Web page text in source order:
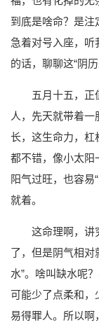
到底是啥命？是注
急着对号入座，听
的话，聊聊这“阴
五月十五，正
人，先天就带着
长，这生命力，杠
都不错，像小太阳
阳气过旺，也容易
就着。
这命理啊，讲
了，但是阴气相对
水”。啥叫缺水呢
可能少了点柔和，
易得罪人。所以啊